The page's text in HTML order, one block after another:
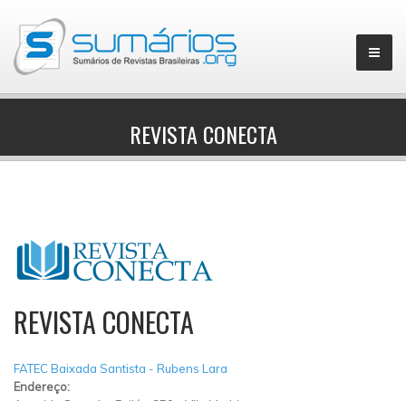
▼
REVISTA CONECTA
REVISTA CONECTA
FATEC Baixada Santista - Rubens Lara
Endereço: